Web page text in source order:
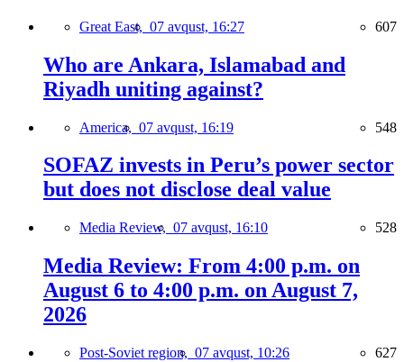
Great East, 07 avqust, 16:27 607
Who are Ankara, Islamabad and
Riyadh uniting against?
America, 07 avqust, 16:19 548
SOFAZ invests in Peru’s power sector
but does not disclose deal value
Media Review, 07 avqust, 16:10 528
Media Review: From 4:00 p.m. on
August 6 to 4:00 p.m. on August 7,
2026
Post-Soviet region, 07 avqust, 10:26 627